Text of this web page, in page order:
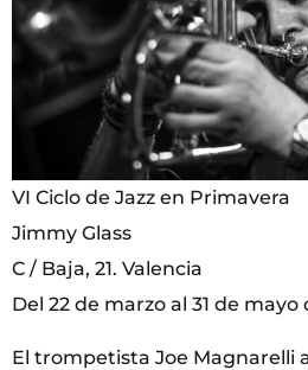
VI Ciclo de Jazz en Primavera
Jimmy Glass
C / Baja, 21. Valencia
Del 22 de marzo al 31 de mayo
El trompetista Joe Magnarelli